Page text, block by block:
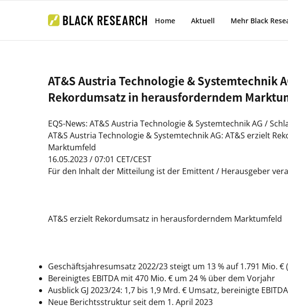
Home Aktuell Mehr Black
AT&S Austria Technologie & Systemtechnik
Rekordumsatz in herausforderndem
EQS-News: AT&S Austria Technologie & Systemtechnik AG /
AT&S Austria Technologie & Systemtechnik AG: AT&S erzielt
Marktumfeld
16.05.2023 / 07:01 CET/CEST
Für den Inhalt der Mitteilung ist der Emittent / Herausgeber
AT&S erzielt Rekordumsatz in herausforderndem Marktumfeld
Geschäftsjahresumsatz 2022/23 steigt um 13% auf 1.791 Mio. €
Bereinigtes EBITDA mit 470 Mio. € um 24% über dem Vorjahr
Ausblick GJ 2023/24: 1,7 bis 1,9 Mrd. € Umsatz, bereinigte
Neue Berichtsstruktur seit dem 1. April 2023